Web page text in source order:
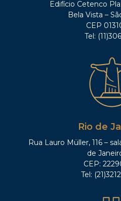
Edifício Cetenco
Bela Vista –
CEP
Tel:
Rio de
Rua Lauro Müller, 116 –
de
CEP:
Tel: